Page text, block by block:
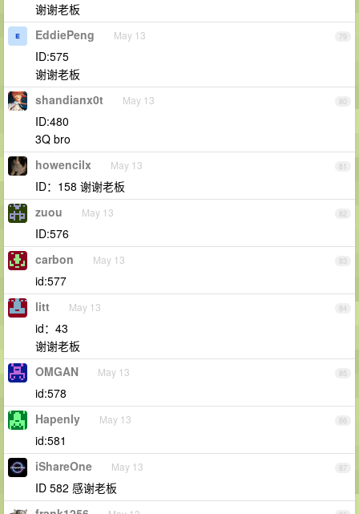
谢谢老板
79
EddiePeng May 13
ID:575
谢谢老板
80
shandianx0t May 13
ID:480
3Q bro
81
howencilx May 13
ID：158 谢谢老板
82
zuou May 13
ID:576
83
carbon May 13
id:577
84
litt May 13
id：43
谢谢老板
85
OMGAN May 13
id:578
86
Hapenly May 13
id:581
87
iShareOne May 13
ID 582 感谢老板